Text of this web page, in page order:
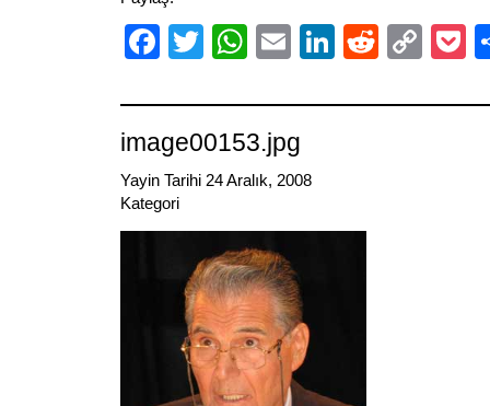
Facebook
TwitterWhatsApp
EmailLinkedIn
Reddit
image00153.jpg
Yayin Tarihi 24 Aralık, 2008
Kategori